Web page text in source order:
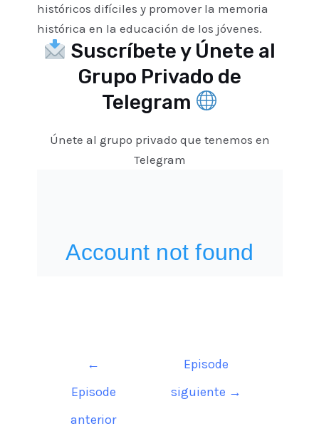
históricos difíciles y promover la memoria
histórica en la educación de los jóvenes.
Suscríbete y Únete al
Grupo Privado de
Telegram
Únete al grupo privado que tenemos en
Telegram
entradas
←
Episode
anterior
Episode
siguiente →